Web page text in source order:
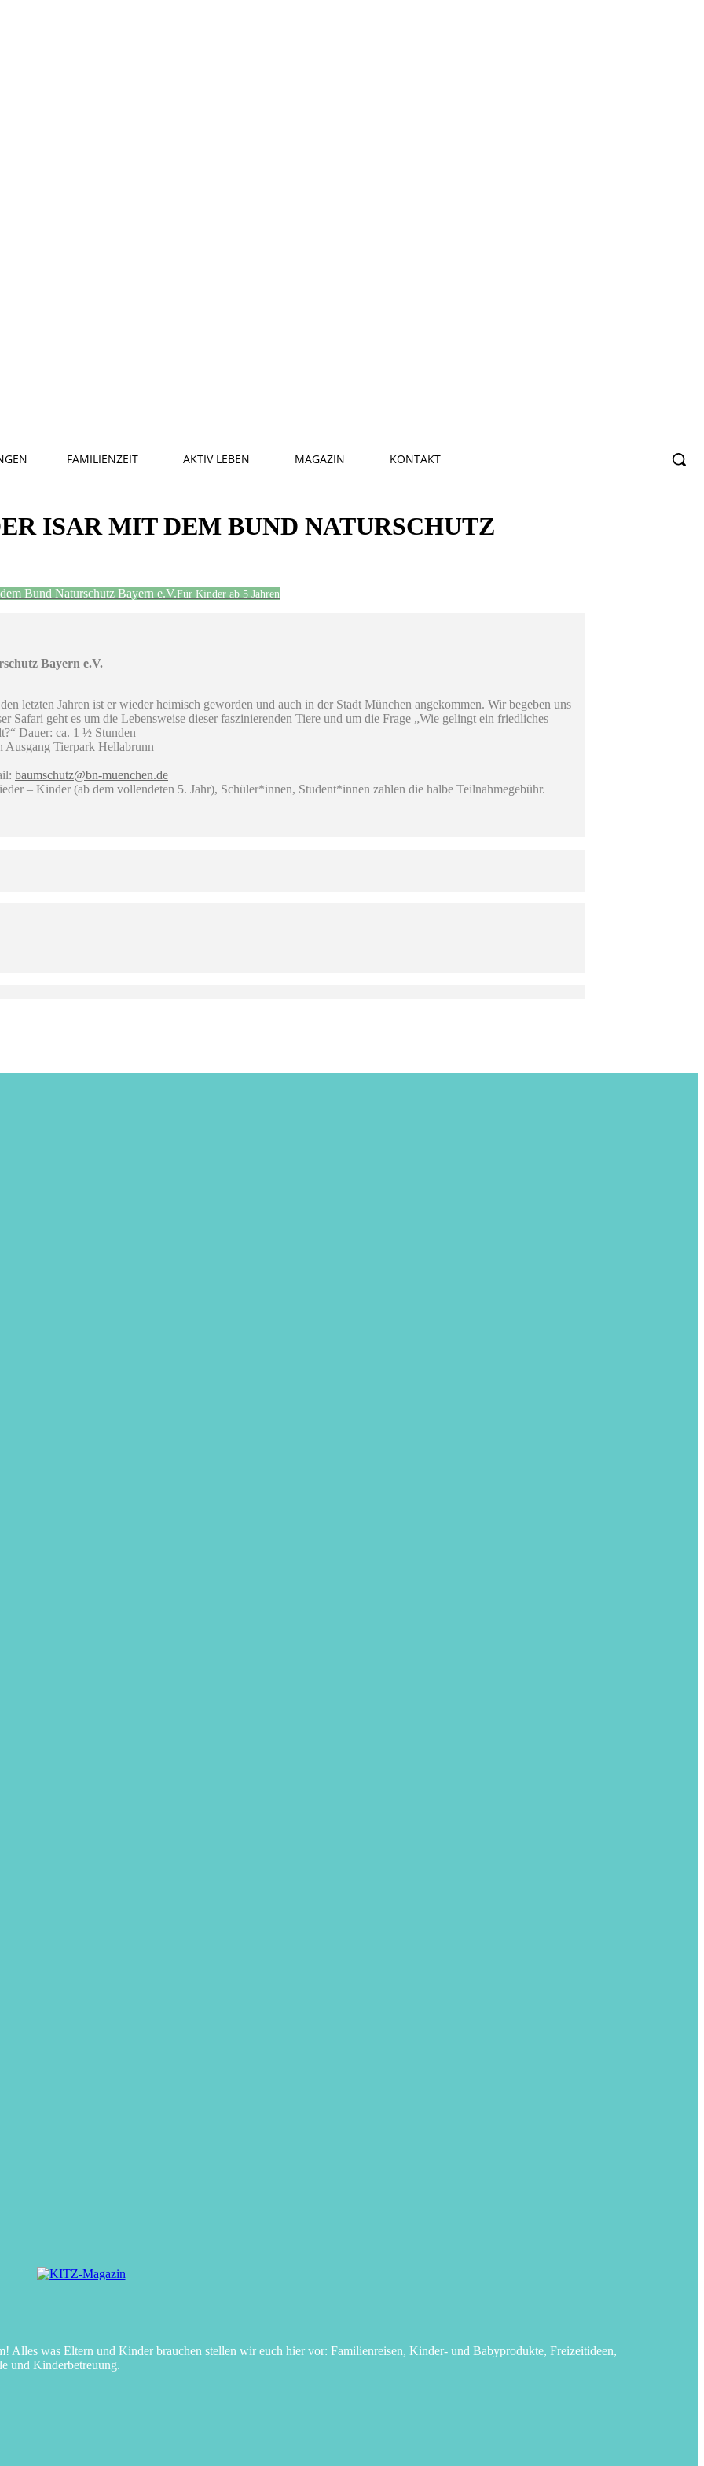
FAMILIENZEIT AKTIV LEBEN MAGAZIN KONTAKT
ISAR MIT DEM BUND NATURSCHUTZ
Bund Naturschutz Bayern e.V.Für Kinder ab 5 Jahren
Bayern e.V.
letzten Jahren ist er wieder heimisch geworden und auch in der Stadt München angekommen. Wir begeben uns
Safari geht es um die Lebensweise dieser faszinierenden Tiere und um die Frage „Wie gelingt ein friedliches
Dauer: ca. 1 ½ Stunden
Ausgang Tierpark Hellabrunn
baumschutz@bn-muenchen.de
– Kinder (ab dem vollendeten 5. Jahr), Schüler*innen, Student*innen zahlen die halbe Teilnahmegebühr.
was Eltern und Kinder brauchen stellen wir euch hier vor: Familienreisen, Kinder- und Babyprodukte, Freizeitideen,
und Kinderbetreuung.